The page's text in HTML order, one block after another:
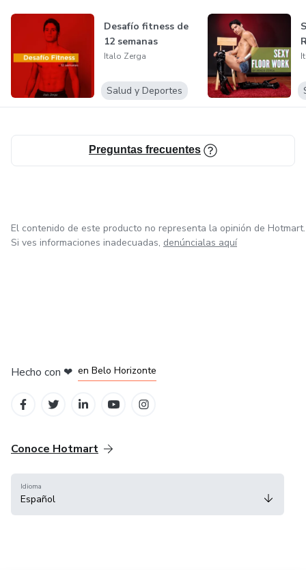
Desafío fitness de
12 semanas
Italo Zerga
Salud y Deportes
Preguntas frecuentes
El contenido de este producto no representa la opinión de Hotmart.
Si ves informaciones inadecuadas, denúncialas aquí
Hecho con ❤ en Belo Horizonte
Conoce Hotmart
Idioma
Español